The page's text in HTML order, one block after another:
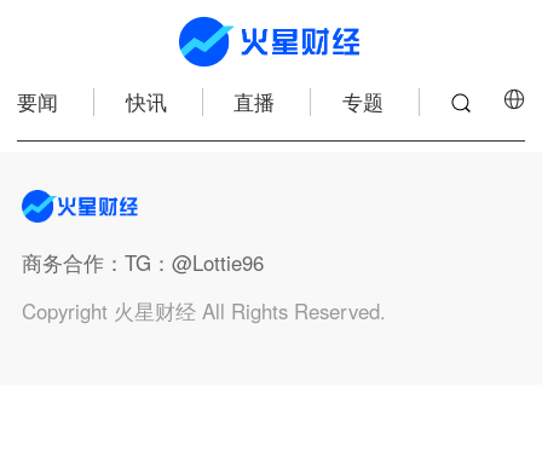
要闻 快讯 直播 专题
商务合作：TG：@Lottie96
Copyright 火星财经 All Rights Reserved.